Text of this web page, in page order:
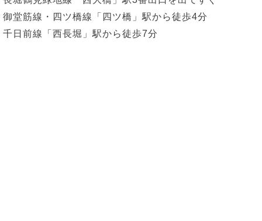
御堂筋線・四ツ橋線「四ツ橋」駅から徒歩4分
千日前線「西長堀」駅から徒歩7分